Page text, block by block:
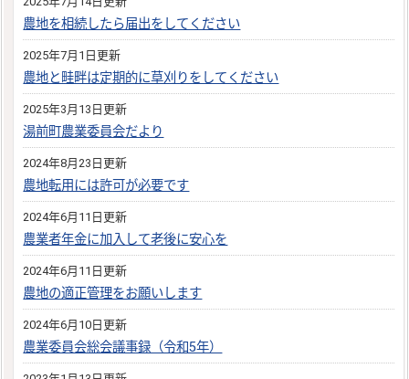
農地を相続したら届出をしてください
2025年7月1日更新
農地と畦畔は定期的に草刈りをしてください
2025年3月13日更新
湯前町農業委員会だより
2024年8月23日更新
農地転用には許可が必要です
2024年6月11日更新
農業者年金に加入して老後に安心を
2024年6月11日更新
農地の適正管理をお願いします
2024年6月10日更新
農業委員会総会議事録（令和5年）